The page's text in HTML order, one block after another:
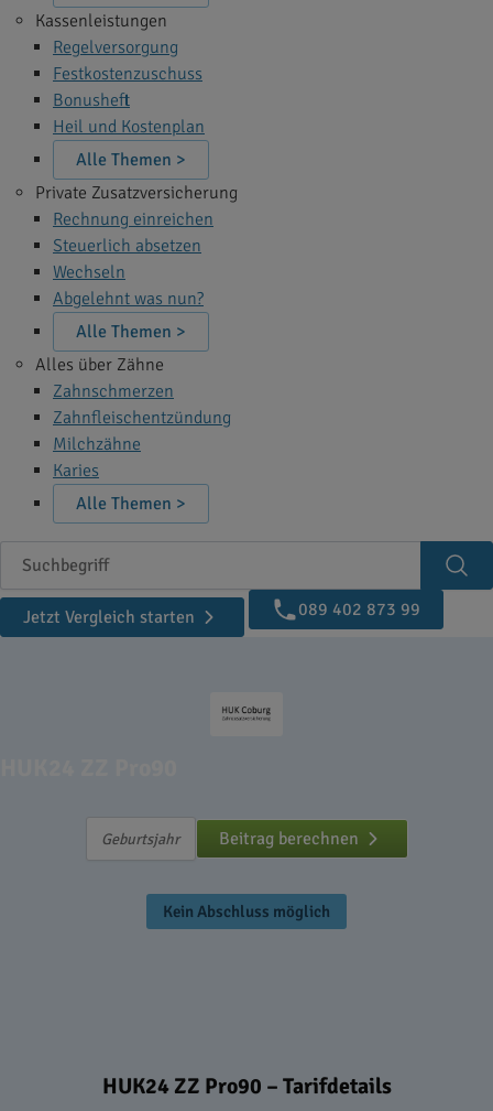
Kassenleistungen
Regelversorgung
Festkostenzuschuss
Bonusheft
Heil und Kostenplan
Alle Themen >
Private Zusatzversicherung
Rechnung einreichen
Steuerlich absetzen
Wechseln
Abgelehnt was nun?
Alle Themen >
Alles über Zähne
Zahnschmerzen
Zahnfleischentzündung
Milchzähne
Karies
Alle Themen >
Suchbegriff
Jetzt Vergleich starten
089 402 873 99
Beitrag berechnen
Kein Abschluss möglich
HUK24 ZZ Pro90 – Tarifdetails